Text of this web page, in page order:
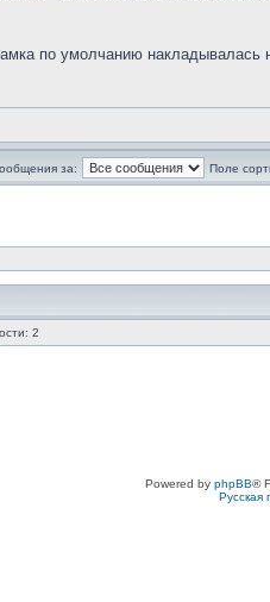
по умолчанию накладывалась
за: Поле
2
Powered by phpBB®
Русская